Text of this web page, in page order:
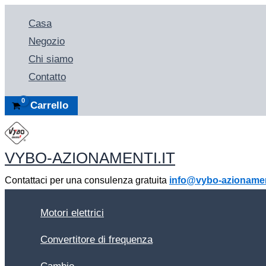
contenuto
Casa
Negozio
Chi siamo
Contatto
Carrello
VYBO-AZIONAMENTI.IT
Contattaci per una consulenza gratuita info@vybo-
Motori elettrici
Convertitore di frequenza